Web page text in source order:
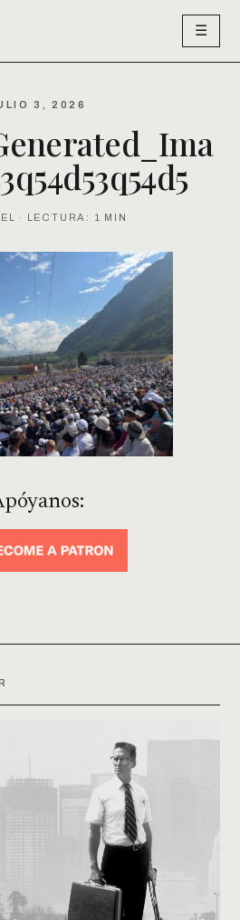
☰
3, 2026
· LECTURA: 1 MIN